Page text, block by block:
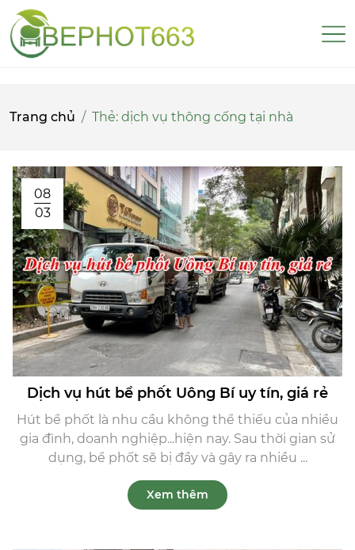
Trang chủ Thẻ: dịch vụ thông cống tại nhà
08
03
Dịch vụ hút bể phốt Uông Bí uy tín, giá rẻ
Hút bể phốt là nhu cầu không thể thiếu của nhiều
gia đình, doanh nghiệp...hiện nay. Sau thời gian sử
dụng, bể phốt sẽ bị đầy và gây ra nhiều ...
Xem thêm